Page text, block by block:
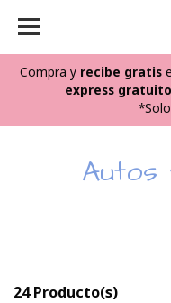
Compra y recibe gratis
express
Autos
24 Producto(s)